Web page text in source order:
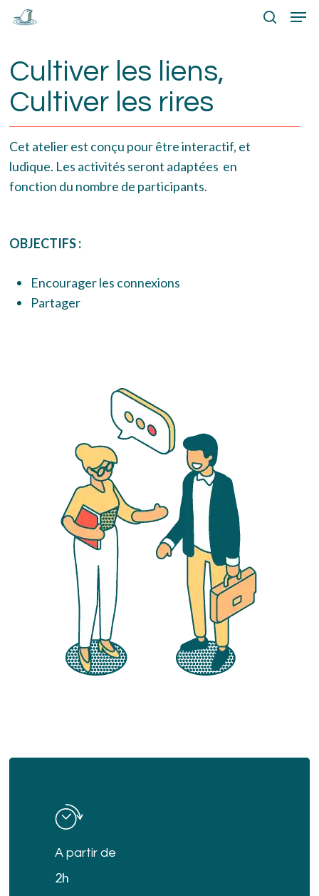
content
Cultiver les liens,
Cultiver les rires
Cet atelier est conçu pour être interactif, et
ludique. Les activités seront adaptées en
fonction du nombre de participants.
OBJECTIFS :
Encourager les connexions
Partager
A partir de
2h
Menu